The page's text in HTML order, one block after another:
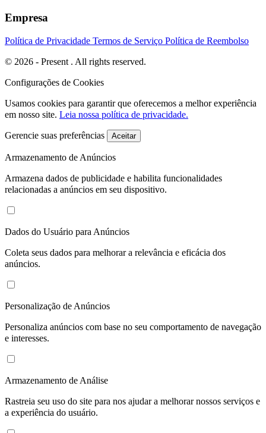
Empresa
Política de Privacidade Termos de Serviço Política de Reembolso
© 2026 - Present . All rights reserved.
Configurações de Cookies
Usamos cookies para garantir que oferecemos a melhor experiência
em nosso site. Leia nossa política de privacidade.
Gerencie suas preferências Aceitar
Armazenamento de Anúncios
Armazena dados de publicidade e habilita funcionalidades
relacionadas a anúncios em seu dispositivo.
Dados do Usuário para Anúncios
Coleta seus dados para melhorar a relevância e eficácia dos
anúncios.
Personalização de Anúncios
Personaliza anúncios com base no seu comportamento de navegação
e interesses.
Armazenamento de Análise
Rastreia seu uso do site para nos ajudar a melhorar nossos serviços e
a experiência do usuário.